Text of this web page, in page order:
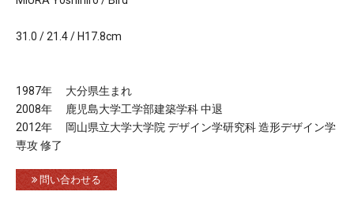
31.0 / 21.4 / H17.8cm
1987年 大分県生まれ
2008年 鹿児島大学工学部建築学科 中退
2012年 岡山県立大学大学院 デザイン学研究科 造形デザイン学
専攻 修了
問い合わせる